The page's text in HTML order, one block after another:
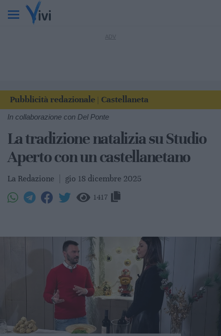
Pubblicità redazionale Castellaneta
In collaborazione con Del Ponte
La tradizione natalizia su Studio
Aperto con un castellanetano
La Redazione gio 18 dicembre 2025
1417